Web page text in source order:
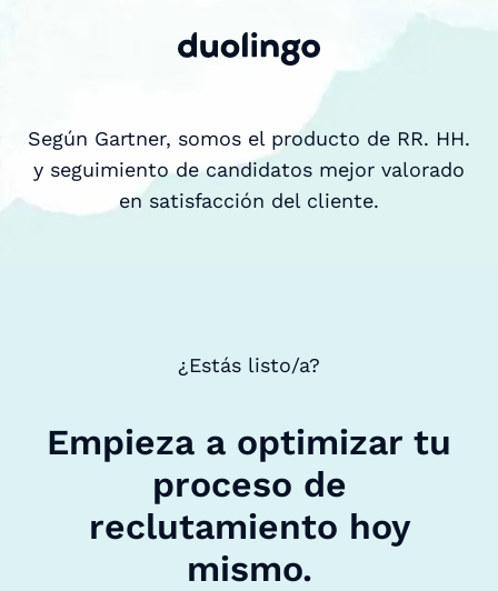
Según Gartner, somos el producto de RR. HH.
y seguimiento de candidatos mejor valorado
en satisfacción del cliente.
¿Estás listo/a?
Empieza a optimizar tu
proceso de
reclutamiento hoy
mismo.